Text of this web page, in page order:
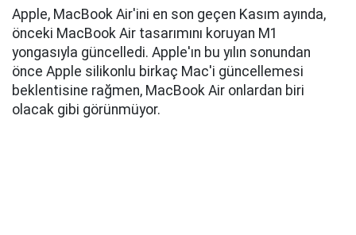
Apple, MacBook Air'ini en son geçen Kasım ayında,
önceki MacBook Air tasarımını koruyan M1
yongasıyla güncelledi. Apple'ın bu yılın sonundan
önce Apple silikonlu birkaç Mac'i güncellemesi
beklentisine rağmen, MacBook Air onlardan biri
olacak gibi görünmüyor.